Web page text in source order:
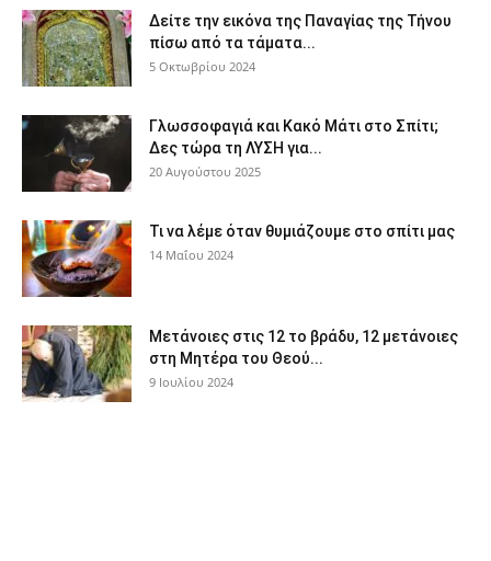
Δείτε την εικόνα της Παναγίας της Τήνου
πίσω από τα τάματα...
5 Οκτωβρίου 2024
Γλωσσοφαγιά και Κακό Μάτι στο Σπίτι;
Δες τώρα τη ΛΥΣΗ για...
20 Αυγούστου 2025
Τι να λέμε όταν θυμιάζουμε στο σπίτι μας
14 Μαΐου 2024
Μετάνοιες στις 12 το βράδυ, 12 μετάνοιες
στη Μητέρα του Θεού...
9 Ιουλίου 2024